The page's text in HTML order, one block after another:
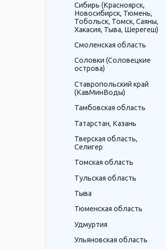
Сибирь (Красноярск,
Новосибирск, Тюмень,
Тобольск, Томск, Саяны,
Хакасия, Тыва, Шерегеш)
Смоленская область
Соловки (Соловецкие
острова)
Ставропольский край
(КавМинВоды)
Тамбовская область
Татарстан, Казань
Тверская область,
Селигер
Томская область
Тульская область
Тыва
Тюменская область
Удмуртия
Ульяновская область